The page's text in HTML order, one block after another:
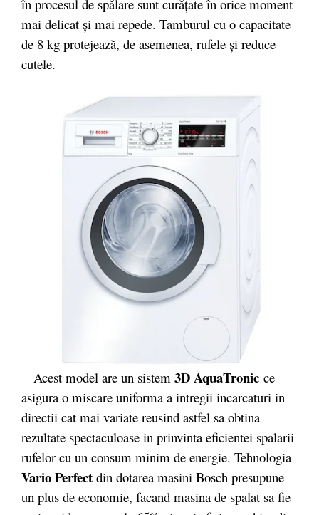
în procesul de spălare sunt curățate în orice moment
mai delicat și mai repede. Tamburul cu o capacitate
de 8 kg protejează, de asemenea, rufele și reduce
cutele.
Acest model are un sistem 3D AquaTronic ce
asigura o miscare uniforma a intregii incarcaturi in
directii cat mai variate reusind astfel sa obtina
rezultate spectaculoase in prinvinta eficientei spalarii
rufelor cu un consum minim de energie. Tehnologia
Vario Perfect din dotarea masini Bosch presupune
un plus de economie, facand masina de spalat sa fie